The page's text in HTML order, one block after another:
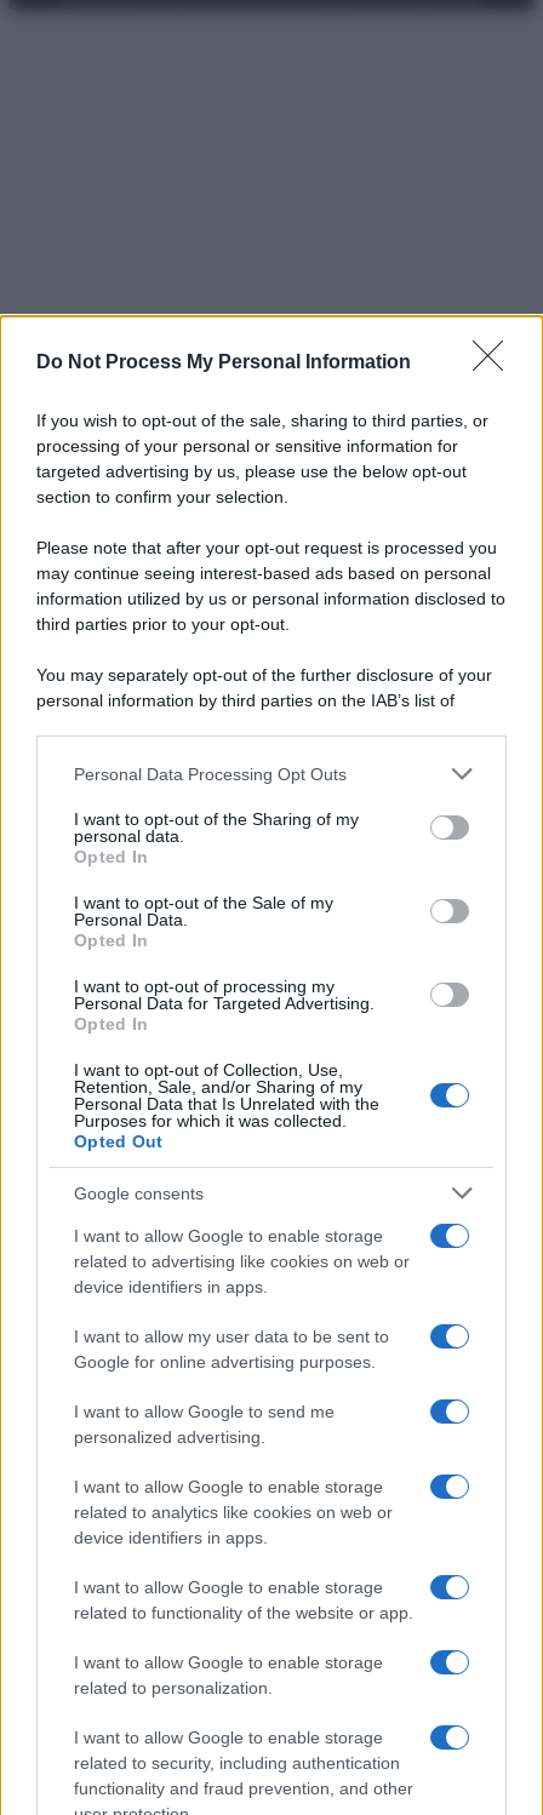
Do Not Process My Personal Information
If you wish to opt-out of the sale, sharing to third parties, or
processing of your personal or sensitive information for
targeted advertising by us, please use the below opt-out
section to confirm your selection.
Please note that after your opt-out request is processed you
may continue seeing interest-based ads based on personal
information utilized by us or personal information disclosed to
third parties prior to your opt-out.
You may separately opt-out of the further disclosure of your
personal information by third parties on the IAB’s list of
This information may also be disclosed by us to third parties
disclose it to other third parties.
Please note that this website/app uses one or more Google
services and may gather and store information including but
not limited to your visit or usage behaviour. You may click to
grant or deny consent to Google and its third-party tags to
consent section.
Personal Data Processing Opt Outs
I want to opt-out of the Sharing of my
personal data.
Opted In
I want to opt-out of the Sale of my
Personal Data.
Opted In
I want to opt-out of processing my
Personal Data for Targeted Advertising.
Opted In
I want to opt-out of Collection, Use,
Retention, Sale, and/or Sharing of my
Personal Data that Is Unrelated with the
Purposes for which it was collected.
Opted Out
Google consents
I want to allow Google to enable storage
related to advertising like cookies on web or
device identifiers in apps.
I want to allow my user data to be sent to
Google for online advertising purposes.
I want to allow Google to send me
personalized advertising.
I want to allow Google to enable storage
related to analytics like cookies on web or
device identifiers in apps.
I want to allow Google to enable storage
related to functionality of the website or app.
I want to allow Google to enable storage
related to personalization.
I want to allow Google to enable storage
related to security, including authentication
functionality and fraud prevention, and other